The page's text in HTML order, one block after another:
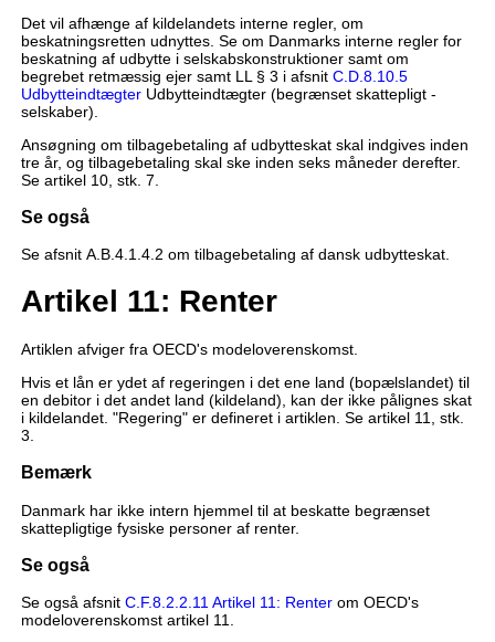
Det vil afhænge af kildelandets interne regler, om
beskatningsretten udnyttes. Se om Danmarks interne regler for
beskatning af udbytte i selskabskonstruktioner samt om
begrebet retmæssig ejer samt LL § 3 i afsnit C.D.8.10.5
UdbytteindtægterUdbytteindtægter (begrænset skattepligt -
selskaber).
Ansøgning om tilbagebetaling af udbytteskat skal indgives inden
tre år, og tilbagebetaling skal ske inden seks måneder derefter.
Se artikel 10, stk. 7.
Se også
Se afsnit A.B.4.1.4.2 om tilbagebetaling af dansk udbytteskat.
Artikel 11: Renter
Artiklen afviger fra OECD's modeloverenskomst.
Hvis et lån er ydet af regeringen i det ene land (bopælslandet) til
en debitor i det andet land (kildeland), kan der ikke pålignes skat
i kildelandet. "Regering" er defineret i artiklen. Se artikel 11, stk.
3.
Bemærk
Danmark har ikke intern hjemmel til at beskatte begrænset
skattepligtige fysiske personer af renter.
Se også
Se også afsnit C.F.8.2.2.11 Artikel 11: Renterom OECD's
modeloverenskomst artikel 11.